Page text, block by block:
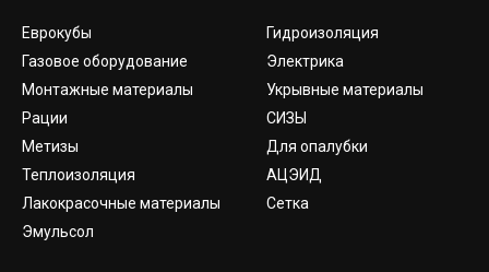
Еврокубы
Газовое оборудование
Монтажные материалы
Рации
Метизы
Теплоизоляция
Лакокрасочные материалы
Эмульсол
Гидроизоляция
Электрика
Укрывные материалы
СИЗЫ
Для опалубки
АЦЭИД
Сетка